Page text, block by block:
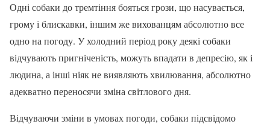
Одні собаки до тремтіння бояться грози, що насувається,
грому і блискавки, іншим же вихованцям абсолютно все
одно на погоду. У холодний період року деякі собаки
відчувають пригніченість, можуть впадати в депресію, як і
людина, а інші ніяк не виявляють хвилювання, абсолютно
адекватно переносячи зміна світлового дня.
Відчуваючи зміни в умовах погоди, собаки підсвідомо